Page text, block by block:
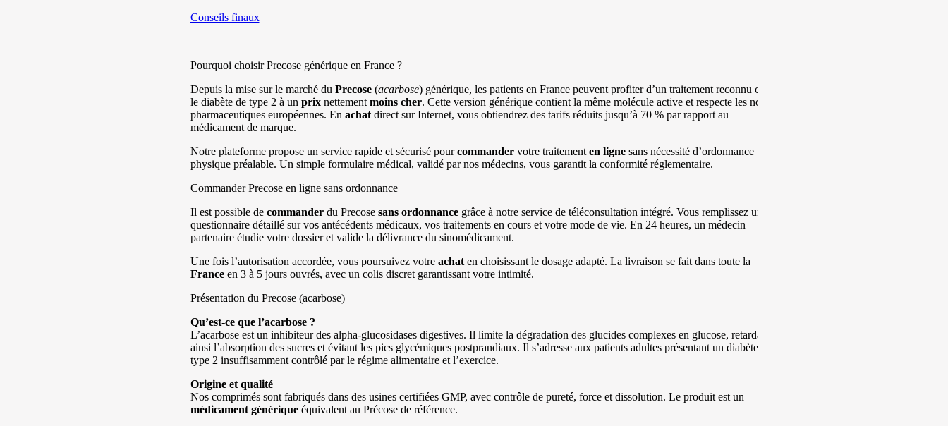
Conseils finaux
Pourquoi choisir Precose générique en France ?
Depuis la mise sur le marché du Precose(acarbose) générique, les patients en France peuvent profiter d’un traitement reconnu contre
le diabète de type 2 à un prixnettement moins cher. Cette version générique contient la même molécule active et respecte les normes
pharmaceutiques européennes. En achatdirect sur Internet, vous obtiendrez des tarifs réduits jusqu’à 70 % par rapport au
médicament de marque.
Notre plateforme propose un service rapide et sécurisé pourcommandervotre traitement en lignesans nécessité d’ordonnance
physique préalable. Un simple formulaire médical, validé par nos médecins, vous garantit la conformité réglementaire.
Commander Precose en ligne sans ordonnance
Il est possible de commanderdu Precose sans ordonnancegrâce à notre service de téléconsultation intégré. Vous remplissez un
questionnaire détaillé sur vos antécédents médicaux, vos traitements en cours et votre mode de vie. En 24 heures, un médecin
partenaire étudie votre dossier et valide la délivrance du sinomédicament.
Une fois l’autorisation accordée, vous poursuivez votre achaten choisissant le dosage adapté. La livraison se fait dans toute la
Franceen 3 à 5 jours ouvrés, avec un colis discret garantissant votre intimité.
Présentation du Precose (acarbose)
Qu’est-ce que l’acarbose ?
L’acarbose est un inhibiteur des alpha-glucosidases digestives. Il limite la dégradation des glucides complexes en glucose, retardant
ainsi l’absorption des sucres et évitant les pics glycémiques postprandiaux. Il s’adresse aux patients adultes présentant un diabète de
type 2 insuffisamment contrôlé par le régime alimentaire et l’exercice.
Origine et qualité
Nos comprimés sont fabriqués dans des usines certifiées GMP, avec contrôle de pureté, force et dissolution. Le produit est un
médicament génériqueéquivalent au Précose de référence.